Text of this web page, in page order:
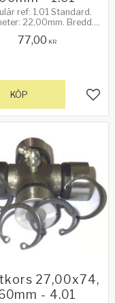
ref: 1.01 Standard.
22,00mm. Bredd.
77,00 KR
KÖP
27,00x74,
- 4.01